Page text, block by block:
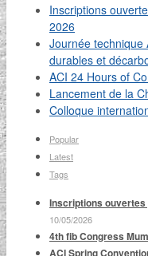
Inscriptions
2026
Journée technique
durables et
ACI 24 Hours of
Lancement de la
Colloque
Popular
Latest
Tags
Inscriptions ouvertes
10/05/2026
4th fib Congress
ACI Spring